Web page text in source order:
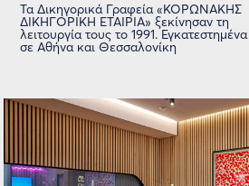
Τα Δικηγορικά Γραφεία «ΚΟΡΩΝΑΚΗΣ
ΔΙΚΗΓΟΡΙΚΗ ΕΤΑΙΡΙΑ» ξεκίνησαν τη
λειτουργία τους το 1991. Εγκατεστημένα
σε Αθήνα και Θεσσαλονίκη